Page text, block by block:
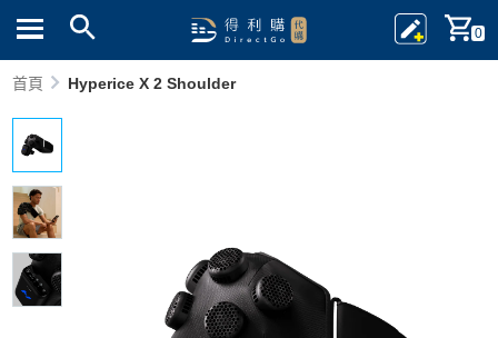
0
首頁 Hyperice X 2 Shoulder